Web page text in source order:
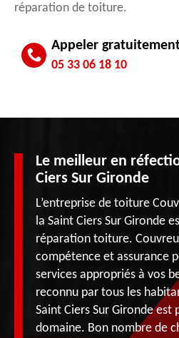
réparation de toiture.
Appeler
05 33 06 18 10
Le meilleur en
Ciers Sur Gironde
L’entreprise de toiture
la Saint Ciers Sur Gironde
réparation toiture.
compétence et assurance
services appropriés à vos
reconnu par tous les
Saint Ciers Sur Gironde
domaine. Bon nombre de